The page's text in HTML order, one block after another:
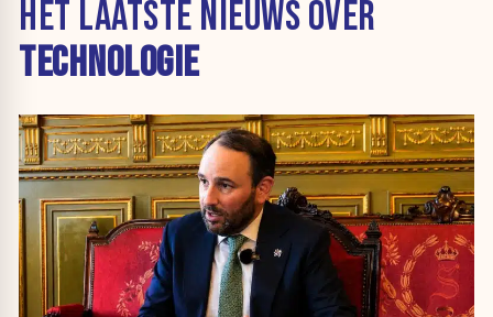
HET LAATSTE NIEUWS OVER
TECHNOLOGIE